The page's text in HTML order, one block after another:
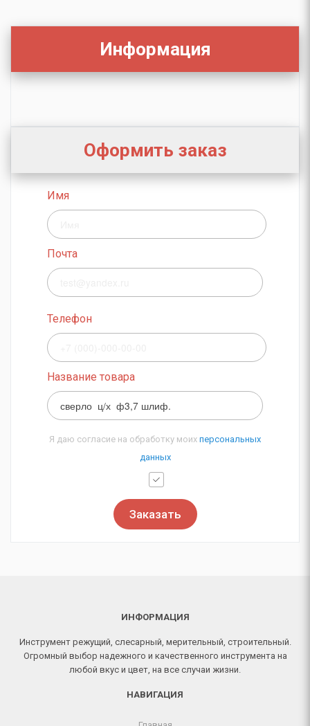
Информация
Оформить заказ
Имя
Почта
Телефон
Название товара
Я даю согласие на обработку моих персональных
данных
Заказать
ИНФОРМАЦИЯ
Инструмент режущий, слесарный, мерительный, строительный.
Огромный выбор надежного и качественного инструмента на
любой вкус и цвет, на все случаи жизни.
НАВИГАЦИЯ